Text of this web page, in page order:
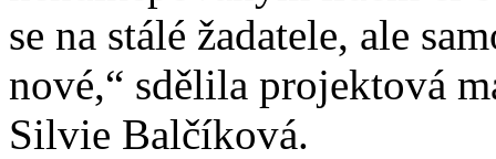
se na stálé žadatele, ale
nové,“ sdělila projektová
Silvie Balčíková.